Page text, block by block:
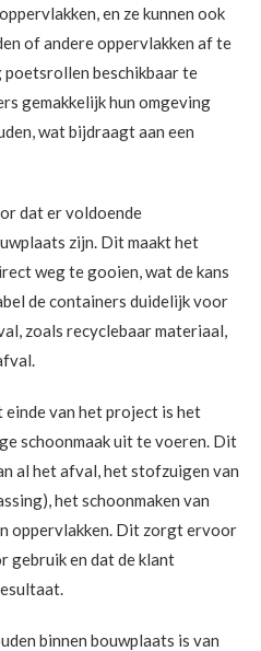
en ze kunnen ook
of andere oppervlakken af te
beschikbaar te
gemakkelijk hun omgeving
wat bijdraagt aan een
dat er voldoende
zijn. Dit maakt het
weg te gooien, wat de kans
de containers duidelijk voor
zoals recyclebaar materiaal,
einde van het project is het
schoonmaak uit te voeren. Dit
al het afval, het stofzuigen van
het schoonmaken van
oppervlakken. Dit zorgt ervoor
gebruik en dat de klant
binnen bouwplaats is van